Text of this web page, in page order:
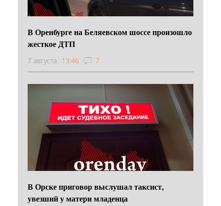
В Оренбурге на Беляевском шоссе произошло
жесткое ДТП
7 августа 13:46 7
В Орске приговор выслушал таксист,
увезший у матери младенца